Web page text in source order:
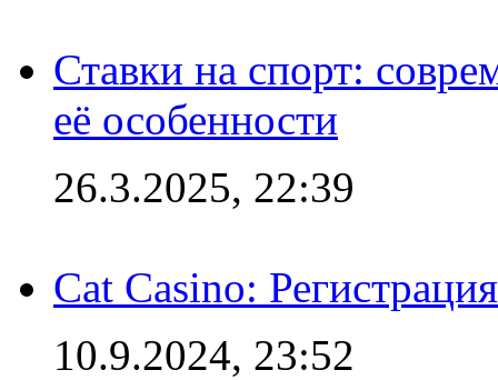
Ставки на спорт:
её особенности
26.3.2025, 22:39
Cat Casino:
10.9.2024, 23:52